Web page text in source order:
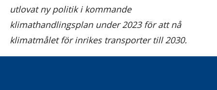
utlovat ny politik i kommande
klimathandlingsplan under 2023 för att nå
klimatmålet för inrikes transporter till 2030.